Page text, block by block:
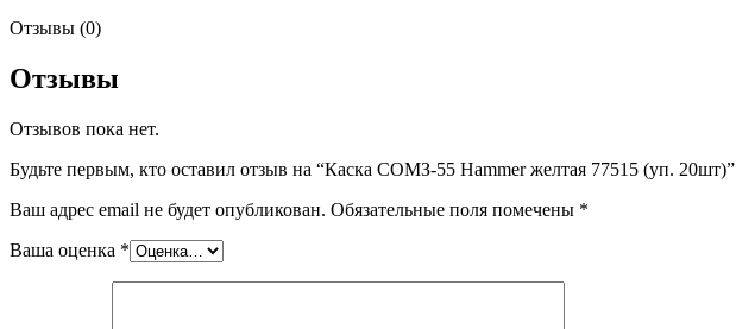
Отзывы (0)
Отзывы
Отзывов пока нет.
Будьте первым, кто оставил отзыв на “Каска СОМЗ-55 Hammer желтая 77515 (уп. 20шт)”
Ваш адрес email не будет опубликован. Обязательные поля помечены *
Ваша оценка *